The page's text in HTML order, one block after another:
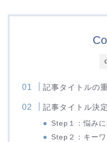
記事タイトルの
記事タイトル決
Step１：悩み
Step２：キー